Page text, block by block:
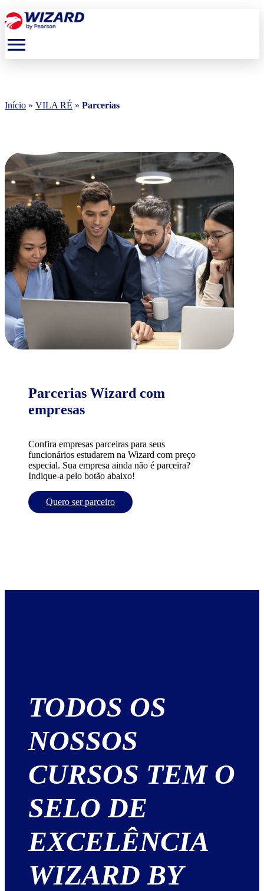
menu
Início » VILA RÉ » Parcerias
Parcerias Wizard com
empresas
Confira empresas parceiras para seus
funcionários estudarem na Wizard com preço
especial. Sua empresa ainda não é parceira?
Indique-a pelo botão abaixo!
Quero ser parceiro
TODOS OS
NOSSOS
CURSOS TEM O
SELO DE
EXCELÊNCIA
WIZARD BY